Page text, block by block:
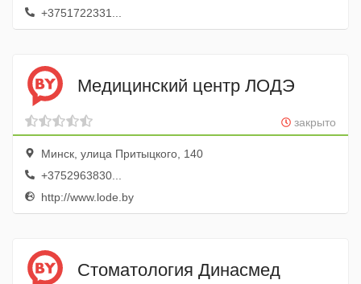
+3751722331...
Медицинский центр ЛОДЭ
закрыто
Минск, улица Притыцкого, 140
+3752963830...
http://www.lode.by
Стоматология Динасмед